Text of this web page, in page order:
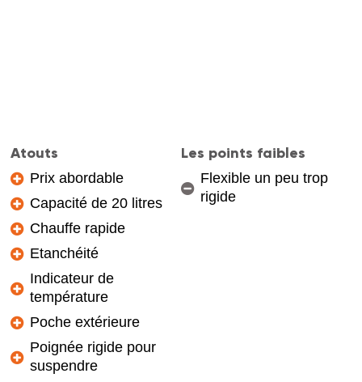
Atouts
Prix abordable
Capacité de 20 litres
Chauffe rapide
Etanchéité
Indicateur de
température
Poche extérieure
Poignée rigide pour
suspendre
Les points faibles
Flexible un peu trop
rigide